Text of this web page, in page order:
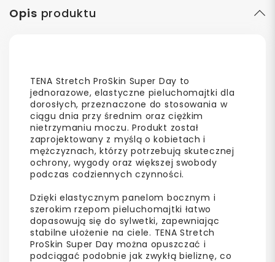
Opis produktu
TENA Stretch ProSkin Super Day to
jednorazowe, elastyczne pieluchomajtki dla
dorosłych, przeznaczone do stosowania w
ciągu dnia przy średnim oraz ciężkim
nietrzymaniu moczu. Produkt został
zaprojektowany z myślą o kobietach i
mężczyznach, którzy potrzebują skutecznej
ochrony, wygody oraz większej swobody
podczas codziennych czynności.
Dzięki elastycznym panelom bocznym i
szerokim rzepom pieluchomajtki łatwo
dopasowują się do sylwetki, zapewniając
stabilne ułożenie na ciele. TENA Stretch
ProSkin Super Day można opuszczać i
podciągać podobnie jak zwykłą bieliznę, co